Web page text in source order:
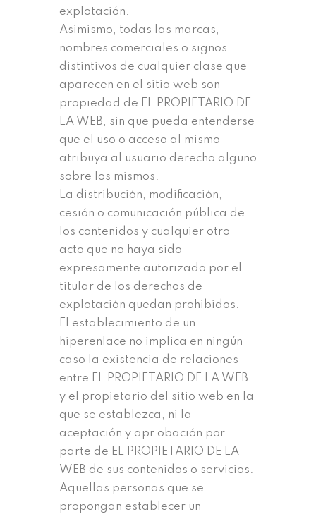
explotación.
Asimismo, todas las marcas,
nombres comerciales o signos
distintivos de cualquier clase que
aparecen en el sitio web son
propiedad de EL PROPIETARIO DE
LA WEB, sin que pueda entenderse
que el uso o acceso al mismo
atribuya al usuario derecho alguno
sobre los mismos.
La distribución, modificación,
cesión o comunicación pública de
los contenidos y cualquier otro
acto que no haya sido
expresamente autorizado por el
titular de los derechos de
explotación quedan prohibidos.
El establecimiento de un
hiperenlace no implica en ningún
caso la existencia de relaciones
entre EL PROPIETARIO DE LA WEB
y el propietario del sitio web en la
que se establezca, ni la
aceptación y apr obación por
parte de EL PROPIETARIO DE LA
WEB de sus contenidos o servicios.
Aquellas personas que se
propongan establecer un